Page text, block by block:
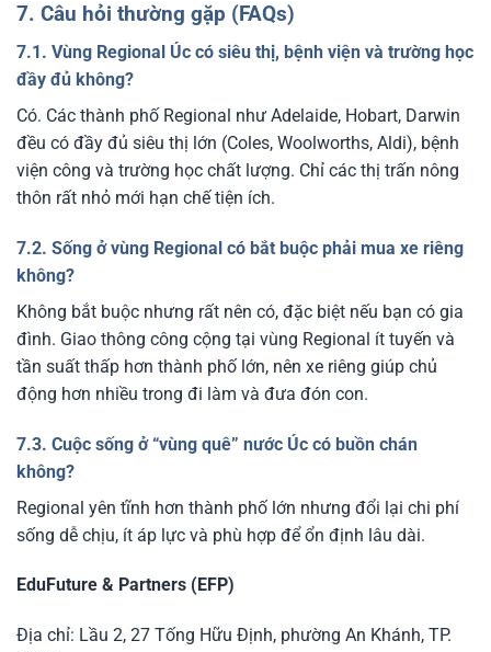
7. Câu hỏi thường gặp (FAQs)
7.1. Vùng Regional Úc có siêu thị, bệnh viện và trường học
đầy đủ không?
Có. Các thành phố Regional như Adelaide, Hobart, Darwin
đều có đầy đủ siêu thị lớn (Coles, Woolworths, Aldi), bệnh
viện công và trường học chất lượng. Chỉ các thị trấn nông
thôn rất nhỏ mới hạn chế tiện ích.
7.2. Sống ở vùng Regional có bắt buộc phải mua xe riêng
không?
Không bắt buộc nhưng rất nên có, đặc biệt nếu bạn có gia
đình. Giao thông công cộng tại vùng Regional ít tuyến và
tần suất thấp hơn thành phố lớn, nên xe riêng giúp chủ
động hơn nhiều trong đi làm và đưa đón con.
7.3. Cuộc sống ở “vùng quê” nước Úc có buồn chán
không?
Regional yên tĩnh hơn thành phố lớn nhưng đổi lại chi phí
sống dễ chịu, ít áp lực và phù hợp để ổn định lâu dài.
EduFuture & Partners (EFP)
Địa chỉ: Lầu 2, 27 Tống Hữu Định, phường An Khánh, TP.